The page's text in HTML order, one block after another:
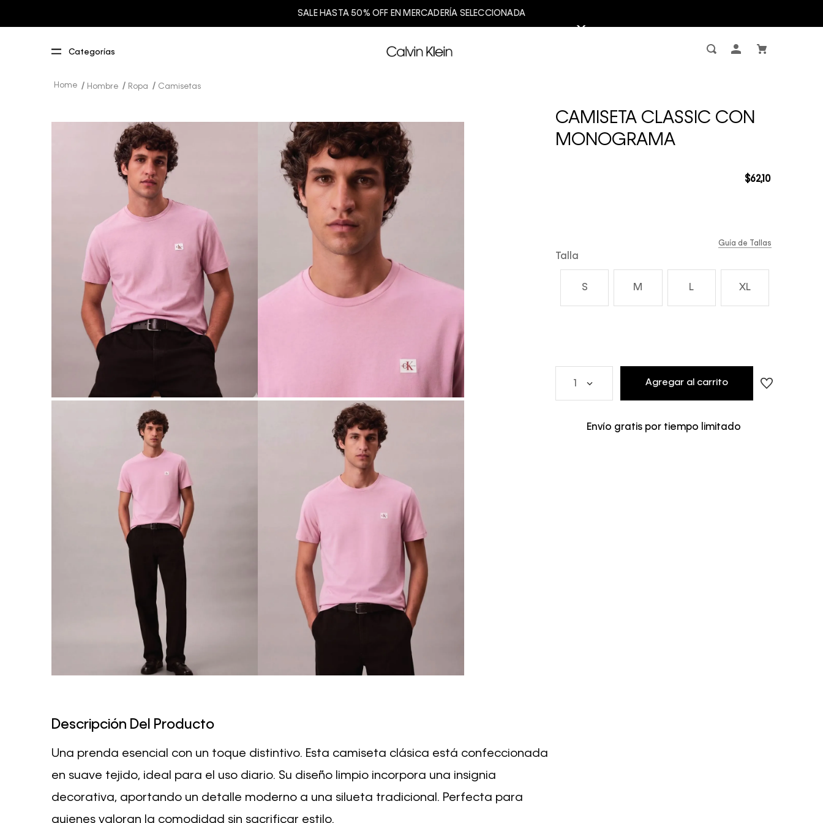
SALE HASTA 50% OFF EN MERCADERÍA SELECCIONADA
Hombre Ropa Camisetas
CAMISETA CLASSIC CON
MONOGRAMA
$62,10
Talla
S M L XL
Guía de Tallas
Agregar al carrito
Envío gratis por tiempo limitado
Descripción Del Producto
Una prenda esencial con un toque distintivo. Esta camiseta clásica está confeccionada
en suave tejido, ideal para el uso diario. Su diseño limpio incorpora una insignia
decorativa, aportando un detalle moderno a una silueta tradicional. Perfecta para
quienes valoran la comodidad sin sacrificar estilo.